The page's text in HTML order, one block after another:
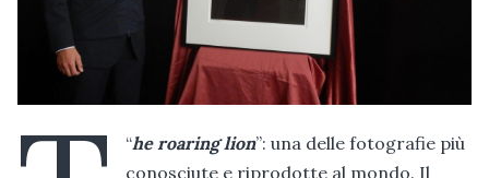
“he roaring lion”: una delle fotografie più
conosciute e riprodotte al mondo. Il